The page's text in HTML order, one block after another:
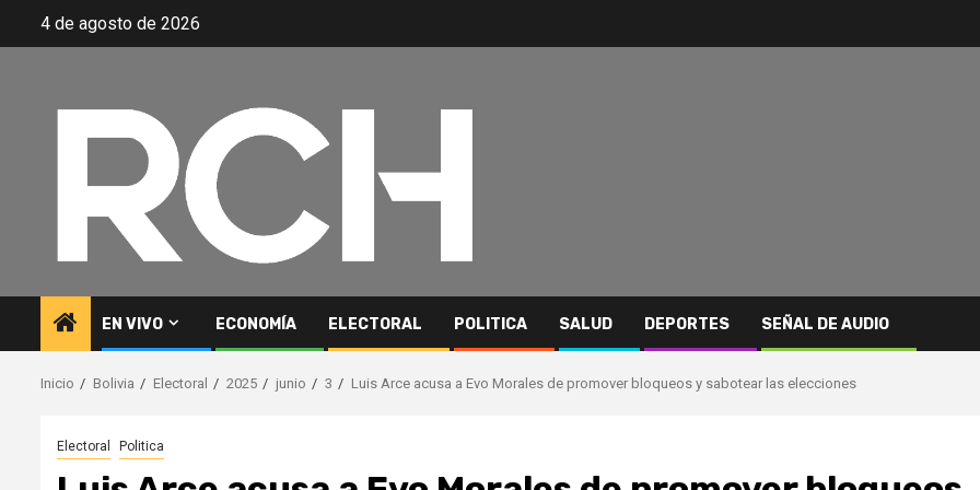
4 de agosto de 2026
EN VIVO ECONOMÍA ELECTORAL POLITICA SALUD DEPORTES SEÑAL DE AUDIO
Inicio Bolivia Electoral 2025 junio 3 Luis Arce acusa a Evo Morales de promover bloqueos y sabotear las elecciones
Electoral Politica